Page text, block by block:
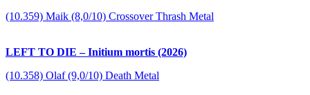
(10.359) Maik (8,0/10) Crossover Thrash Metal
LEFT TO DIE – Initium mortis (2026)
(10.358) Olaf (9,0/10) Death Metal